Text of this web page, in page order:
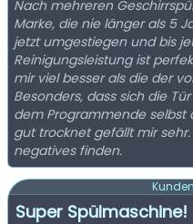
Nach mehreren
Marke, die nie länger als 5
jetzt umgestiegen und bis
Reinigungsleistung ist
mir viel besser als die der
Besonders, dass sich die
dem Programmende selbst
gut trocknet gefällt mir
negatives finden.
Super Spülmaschine!